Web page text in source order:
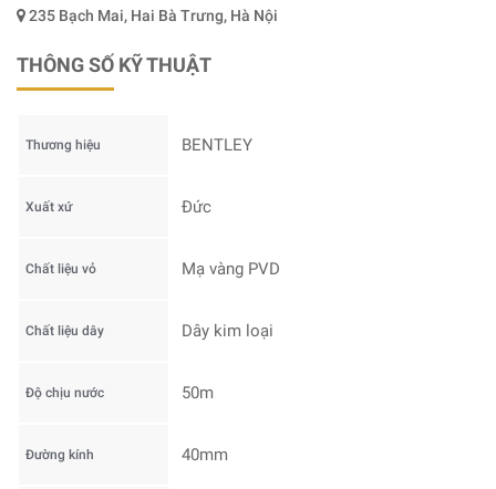
235 Bạch Mai, Hai Bà Trưng, Hà Nội
THÔNG SỐ KỸ THUẬT
Thương hiệu BENTLEY
Xuất xứ Đức
Chất liệu vỏ Mạ vàng PVD
Chất liệu dây Dây kim loại
Độ chịu nước 50m
Đường kính 40mm